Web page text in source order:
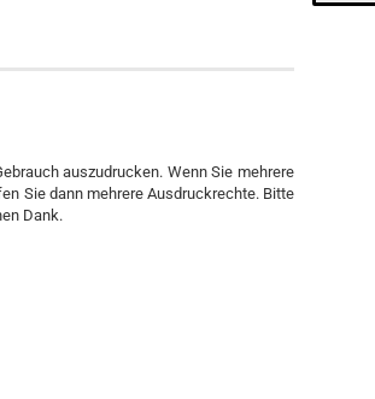
auszudrucken. Wenn Sie mehrere
Sie dann mehrere Ausdruckrechte. Bitte
Dank.